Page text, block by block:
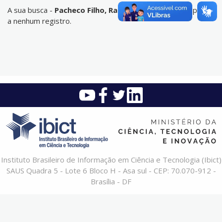
A sua busca - Pacheco Filho, Raul Albino- não corresponde
a nenhum registro.
Instituto Brasileiro de Informação em Ciência e Tecnologia (Ibict)
SAUS Quadra 5 - Lote 6 Bloco H - Asa sul - CEP: 70.070-912 -
Brasília - DF